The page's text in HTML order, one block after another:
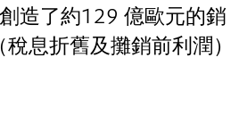
造了約129 億歐元的銷
息折舊及攤銷前利潤）